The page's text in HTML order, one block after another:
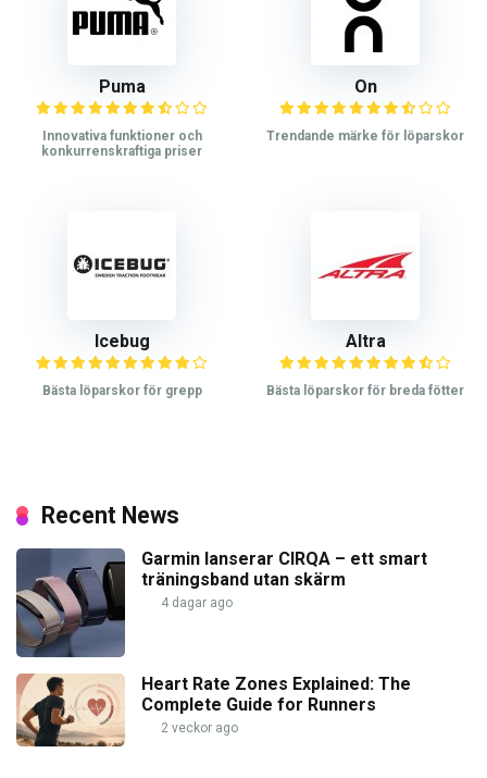
Puma
Innovativa funktioner och
konkurrenskraftiga priser
On
Trendande märke för löparskor
Icebug
Bästa löparskor för grepp
Altra
Bästa löparskor för breda fötter
Recent News
Garmin lanserar CIRQA – ett smart
träningsband utan skärm
4 dagar ago
Heart Rate Zones Explained: The
Complete Guide for Runners
2 veckor ago